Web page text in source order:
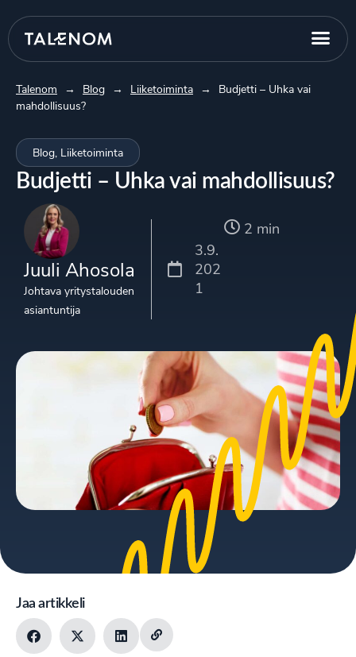
Talenom → Blog → Liiketoiminta →
Budjetti – Uhka vai
mahdollisuus?
Blog, Liiketoiminta
Budjetti – Uhka vai mahdollisuus?
Juuli Ahosola
Johtava yritystalouden
asiantuntija
3.9.
202
1
2 min
Jaa artikkeli